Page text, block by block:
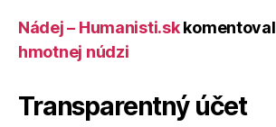
Nádej – Humanisti.skkomentoval
hmotnej núdzi
Transparentný účet